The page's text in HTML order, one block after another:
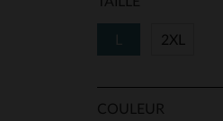
2XL
COULEUR